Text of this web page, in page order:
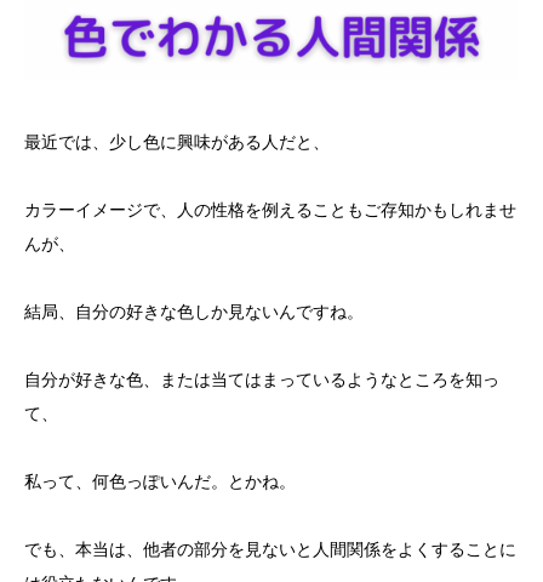
最近では、少し色に興味がある人だと、
カラーイメージで、人の性格を例えることもご存知かもしれませ
んが、
結局、自分の好きな色しか見ないんですね。
自分が好きな色、または当てはまっているようなところを知っ
て、
私って、何色っぽいんだ。とかね。
でも、本当は、他者の部分を見ないと人間関係をよくすることに